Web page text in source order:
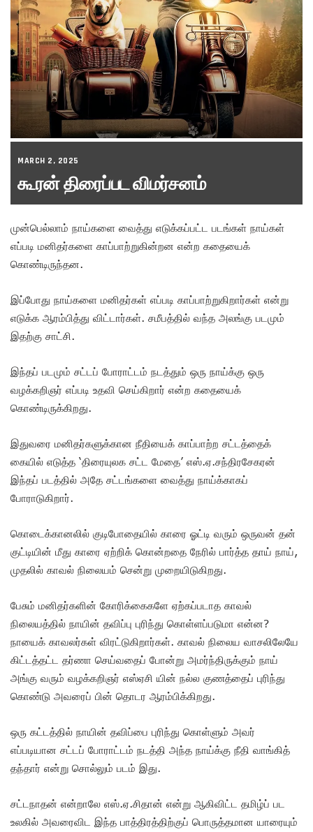
MARCH 2, 2025
கூரன் திரைப்பட விமர்சனம்
முன்பெல்லாம் நாய்களை வைத்து எடுக்கப்பட்ட படங்கள் நாய்கள்
எப்படி மனிதர்களை காப்பாற்றுகின்றன என்ற கதையைக்
கொண்டிருந்தன.
இப்போது நாய்களை மனிதர்கள் எப்படி காப்பாற்றுகிறார்கள் என்று
எடுக்க ஆரம்பித்து விட்டார்கள். சமீபத்தில் வந்த அலங்கு படமும்
இதற்கு சாட்சி.
இந்தப் படமும் சட்டப் போராட்டம் நடத்தும் ஒரு நாய்க்கு ஒரு
வழக்கறிஞர் எப்படி உதவி செய்கிறார் என்ற கதையைக்
கொண்டிருக்கிறது.
இதுவரை மனிதர்களுக்கான நீதியைக் காப்பாற்ற சட்டத்தைக்
கையில் எடுத்த ‘திரையுலக சட்ட மேதை’ எஸ்.ஏ.சந்திரசேகரன்
இந்தப் படத்தில் அதே சட்டங்களை வைத்து நாய்க்காகப்
போராடுகிறார்.
கொடைக்கானலில் குடிபோதையில் காரை ஓட்டி வரும் ஒருவன் தன்
குட்டியின் மீது காரை ஏற்றிக் கொன்றதை நேரில் பார்த்த தாய் நாய்,
முதலில் காவல் நிலையம் சென்று முறையிடுகிறது.
பேசும் மனிதர்களின் கோரிக்கைகளே ஏற்கப்படாத காவல்
நிலையத்தில் நாயின் தவிப்பு புரிந்து கொள்ளப்படுமா என்ன?
நாயைக் காவலர்கள் விரட்டுகிறார்கள். காவல் நிலைய வாசலிலேயே
கிட்டத்தட்ட தர்ணா செய்வதைப் போன்று அமர்ந்திருக்கும் நாய்
அங்கு வரும் வழக்கறிஞர் எஸ்ஏசி யின் நல்ல குணத்தைப் புரிந்து
கொண்டு அவரைப் பின் தொடர ஆரம்பிக்கிறது.
ஒரு கட்டத்தில் நாயின் தவிப்பை புரிந்து கொள்ளும் அவர்
எப்படியான சட்டப் போராட்டம் நடத்தி அந்த நாய்க்கு நீதி வாங்கித்
தந்தார் என்று சொல்லும் படம் இது.
சட்டநாதன் என்றாலே எஸ்.ஏ.சிதான் என்று ஆகிவிட்ட தமிழ்ப் பட
உலகில் அவரைவிட இந்த பாத்திரத்திற்குப் பொருத்தமான யாரையும்